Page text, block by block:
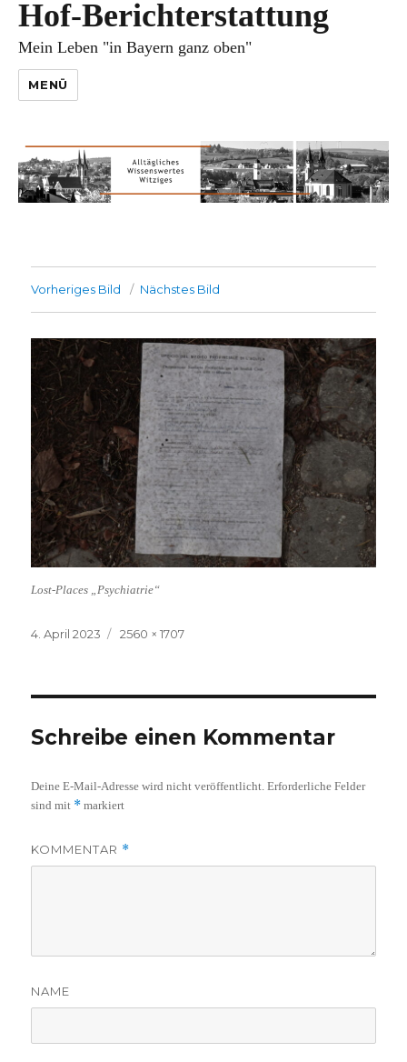
Hof-Berichterstattung
Mein Leben "in Bayern ganz oben"
MENÜ
Vorheriges Bild Nächstes Bild
Lost-Places „Psychiatrie“
Veröffentlicht
4. April 2023
Volle
2560 × 1707
Schreibe einen Kommentar
Deine E-Mail-Adresse wird nicht veröffentlicht. Erforderliche Felder
sind mit * markiert
KOMMENTAR *
NAME